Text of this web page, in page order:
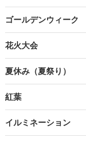
ゴールデンウィーク
花火大会
夏休み（夏祭り）
紅葉
イルミネーション